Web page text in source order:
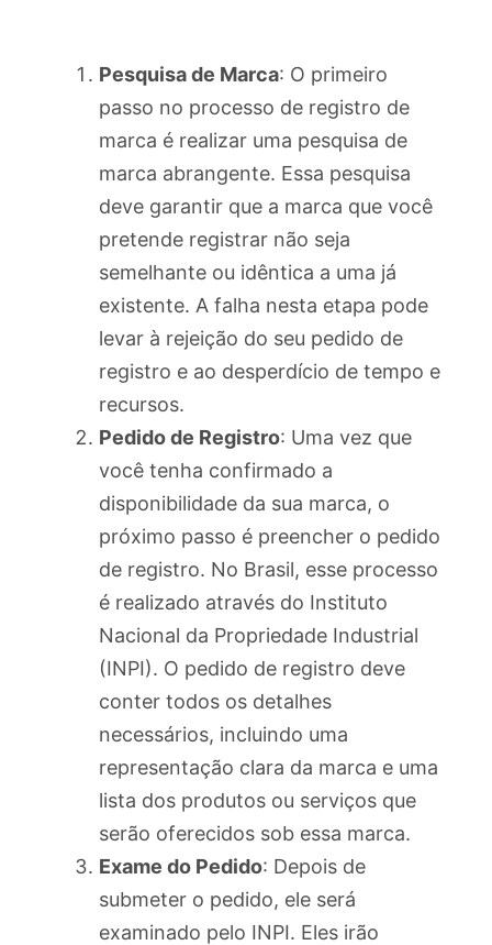
Pesquisa de Marca: O primeiro
passo no processo de registro de
marca é realizar uma pesquisa de
marca abrangente. Essa pesquisa
deve garantir que a marca que você
pretende registrar não seja
semelhante ou idêntica a uma já
existente. A falha nesta etapa pode
levar à rejeição do seu pedido de
registro e ao desperdício de tempo e
recursos.
Pedido de Registro: Uma vez que
você tenha confirmado a
disponibilidade da sua marca, o
próximo passo é preencher o pedido
de registro. No Brasil, esse processo
é realizado através do Instituto
Nacional da Propriedade Industrial
(INPI). O pedido de registro deve
conter todos os detalhes
necessários, incluindo uma
representação clara da marca e uma
lista dos produtos ou serviços que
serão oferecidos sob essa marca.
Exame do Pedido: Depois de
submeter o pedido, ele será
examinado pelo INPI. Eles irão